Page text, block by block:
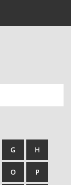
G H
O P